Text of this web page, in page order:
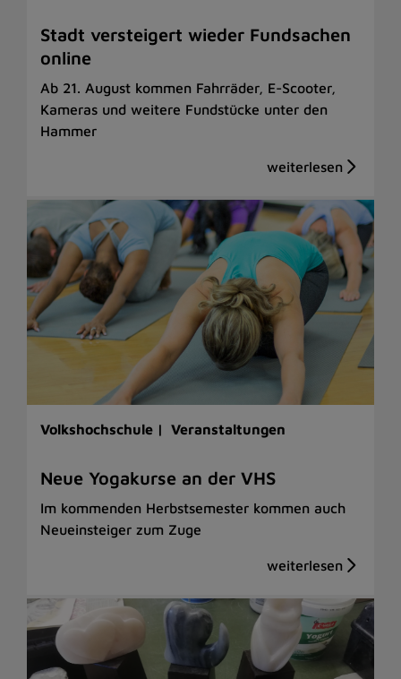
Stadt versteigert wieder Fundsachen
online
Ab 21. August kommen Fahrräder, E-Scooter,
Kameras und weitere Fundstücke unter den
Hammer
Volkshochschule | Veranstaltungen
Neue Yogakurse an der VHS
Im kommenden Herbstsemester kommen auch
Neueinsteiger zum Zuge